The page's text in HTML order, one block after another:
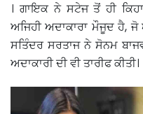
। ਗਾਇਕ ਨੇ ਸਟੇਜ ਤੋਂ ਹੀ
ਅਜਿਹੀ ਅਦਾਕਾਰਾ ਮੌਜੂਦ ਹੈ, ਜੋ
ਸਤਿੰਦਰ ਸਰਤਾਜ ਨੇ ਸੋਨਮ
ਅਦਾਕਾਰੀ ਦੀ ਵੀ ਤਾਰੀਫ ਕੀਤੀ।